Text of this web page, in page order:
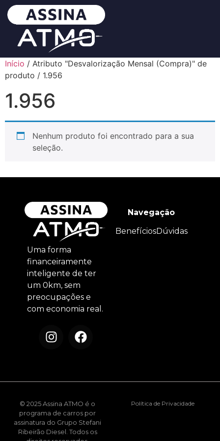
Início / Atributo "Desvalorização Mensal (Compra)" de
produto / 1.956
1.956
Nenhum produto foi encontrado para a sua
seleção.
Uma forma
financeiramente
inteligente de ter
um 0km, sem
preocupações e
com economia real.
Navegação
BenefíciosDúvidas
© 2025 Assina ATMO é o
programa de carros por
assinatura do Grupo Stefani
Ribeirão Diesel. Todos os
Política de Privacidade